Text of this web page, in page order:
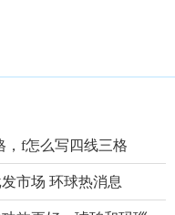
，f怎么写四线三格
市场 环球热消息